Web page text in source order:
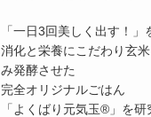
「一日3回美しく出す！」
消化と栄養にこだわり玄
み発酵させた
完全オリジナルごはん
「よくばり元気玉®」を研